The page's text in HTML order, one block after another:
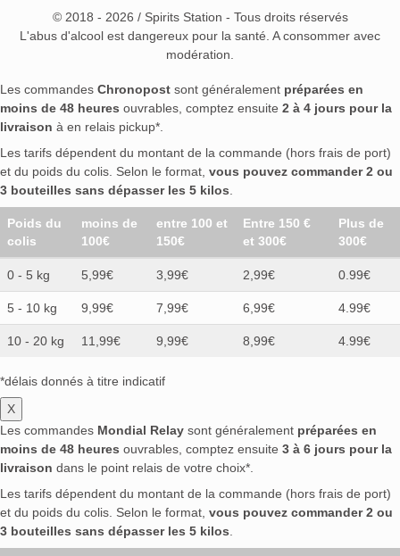
© 2018 - 2026 / Spirits Station - Tous droits réservés
L'abus d'alcool est dangereux pour la santé. A consommer avec
modération.
Les commandes Chronopost sont généralement préparées en
moins de 48 heures ouvrables, comptez ensuite 2 à 4 jours pour la
livraison à en relais pickup*.
Les tarifs dépendent du montant de la commande (hors frais de port)
et du poids du colis. Selon le format, vous pouvez commander 2 ou
3 bouteilles sans dépasser les 5 kilos.
Poids du
colis
moins de
100€
entre 100 et
150€
Entre 150 €
et 300€
Plus de
300€
0 - 5 kg 5,99€ 3,99€ 2,99€ 0.99€
5 - 10 kg 9,99€ 7,99€ 6,99€ 4.99€
10 - 20 kg 11,99€ 9,99€ 8,99€ 4.99€
*délais donnés à titre indicatif
X
Les commandes Mondial Relay sont généralement préparées en
moins de 48 heures ouvrables, comptez ensuite 3 à 6 jours pour la
livraison dans le point relais de votre choix*.
Les tarifs dépendent du montant de la commande (hors frais de port)
et du poids du colis. Selon le format, vous pouvez commander 2 ou
3 bouteilles sans dépasser les 5 kilos.